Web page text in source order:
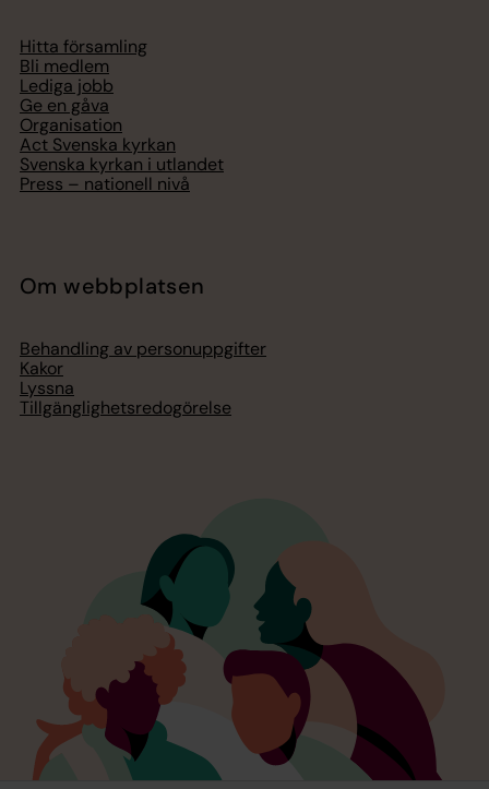
Hitta församling
Bli medlem
Lediga jobb
Ge en gåva
Organisation
Act Svenska kyrkan
Svenska kyrkan i utlandet
Press – nationell nivå
Om webbplatsen
Behandling av personuppgifter
Kakor
Lyssna
Tillgänglighetsredogörelse